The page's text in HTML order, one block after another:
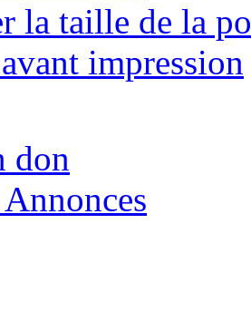
la taille de la
impression
don